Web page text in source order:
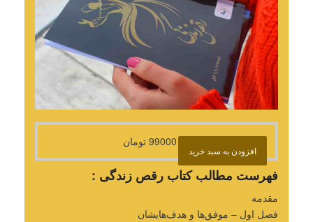
99000 تومان
افزودن به سبد خرید
فهرست مطالب کتاب رقص زندگی :
مقدمه
فصل اول – موفق‌ها و هدف‌هایشان